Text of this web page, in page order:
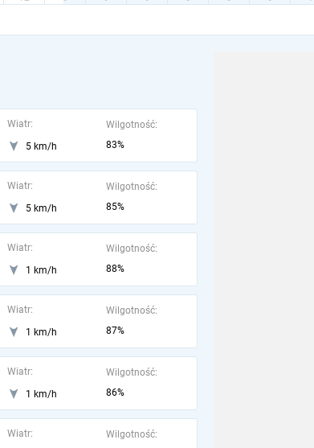
Wiatr:
5 km/h
Wilgotność:
83%
Wiatr:
5 km/h
Wilgotność:
85%
Wiatr:
1 km/h
Wilgotność:
88%
Wiatr:
1 km/h
Wilgotność:
87%
Wiatr:
1 km/h
Wilgotność:
86%
Wiatr:
Wilgotność: